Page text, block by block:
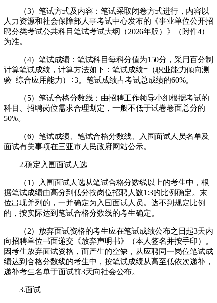
（3）笔试方式及内容：笔试采取闭卷方式进行，内容以
人力资源和社会保障部人事考试中心发布的《事业单位公开招
聘分类考试公共科目笔试考试大纲（2026年版）》（附件4）
为准。
（4）笔试成绩：笔试科目每科分值为150分，采用百分制
计算笔试成绩，计算方法如下：笔试成绩=（职业能力倾向测
验+综合应用能力）÷3。笔试成绩占考试总成绩的60%。
（5）笔试合格分数线：由招聘工作领导小组根据考试的
科目、招聘岗位需求合理划定，一般不低于试卷卷面总分的
50%。
（6）笔试成绩、笔试合格分数线、入围面试人员名单及
面试有关事项在三亚市人民政府网站公示。
2.确定入围面试人选
（1）入围面试人选从笔试合格分数线以上的考生中，根
据笔试成绩由高分到低分按岗位招聘人数1:3的比例确定。末
位出现并列的，一并确定为入围面试人员。达不到规定比例
的，按实际达到笔试合格分数线的考生确定。
（2）放弃面试资格的考生应在笔试成绩公布之日起3天内
向招聘单位书面递交《放弃声明书》（本人签名并按手印）。
因考生放弃面试资格，而产生的空缺，从应聘同一岗位笔试成
绩达到合格分数线的考生中，按笔试成绩从高至低依次递补，
递补考生名单于面试前3天向社会公布。
3.面试